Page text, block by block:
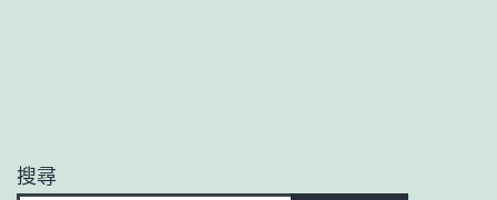
搜尋